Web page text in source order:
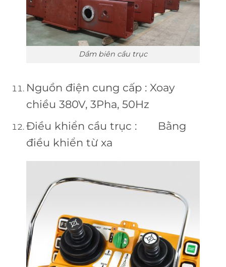
Dầm biên cầu trục
Nguồn điện cung cấp : Xoay
chiều 380V, 3Pha, 50Hz
Điều khiển cầu trục : Bằng
điều khiển từ xa